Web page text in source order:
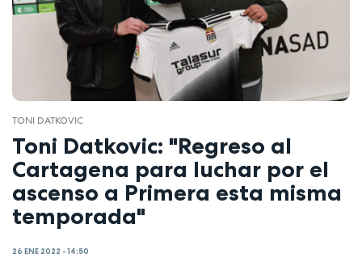
TONI DATKOVIC
Toni Datkovic: "Regreso al
Cartagena para luchar por el
ascenso a Primera esta misma
temporada"
26 ENE 2022 - 14:50